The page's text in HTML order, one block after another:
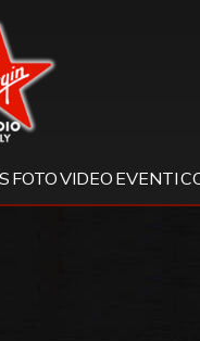
Virgin Radio
FOTOVIDEO EVENTI